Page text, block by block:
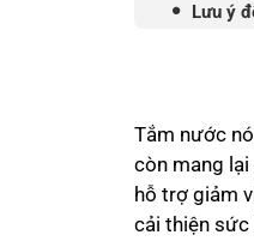
Lưu ý
Tắm nước
còn mang
hỗ trợ giảm
cải thiện sức